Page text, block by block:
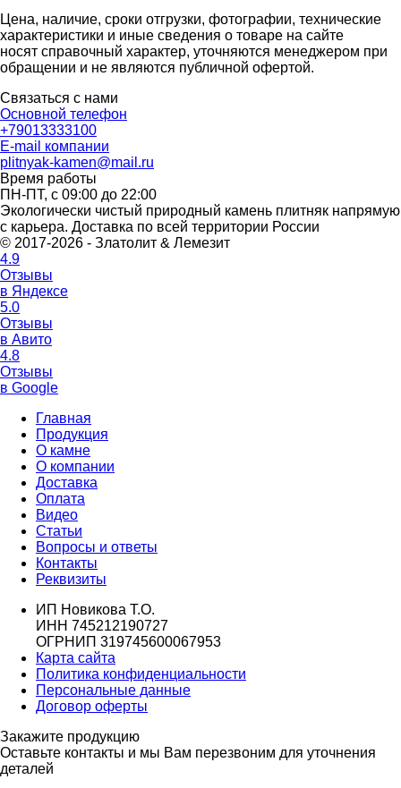
Цена, наличие, сроки отгрузки, фотографии, технические
характеристики и иные сведения о товаре на сайте
носят справочный характер, уточняются менеджером при
обращении и не являются публичной офертой.
Связаться с нами
Основной телефон
+79013333100
E-mail компании
plitnyak-kamen@mail.ru
Время работы
ПН-ПТ, с 09:00 до 22:00
Экологически чистый природный камень плитняк напрямую
с карьера. Доставка по всей территории России
© 2017-2026 - Златолит & Лемезит
4.9
Отзывы
в Яндексе
5.0
Отзывы
в Авито
4.8
Отзывы
в Google
Главная
Продукция
О камне
О компании
Доставка
Оплата
Видео
Статьи
Вопросы и ответы
Контакты
Реквизиты
ИП Новикова Т.О.
ИНН 745212190727
ОГРНИП 319745600067953
Карта сайта
Политика конфиденциальности
Персональные данные
Договор оферты
Закажите продукцию
Оставьте контакты и мы Вам перезвоним для уточнения
деталей